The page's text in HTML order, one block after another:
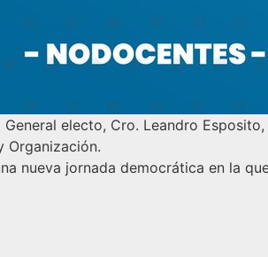
electo, Cro. Leandro
Organización.
nueva jornada democrática en la